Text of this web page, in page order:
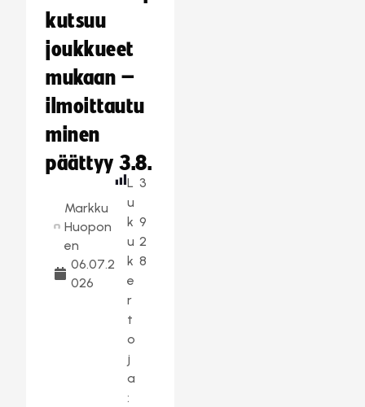
kutsuu
joukkueet
mukaan –
ilmoittautu
minen
päättyy 3.8.
Markku
Huopon
en
06.07.2
026
L
u
k
u
k
e
r
t
o
j
a
:
3
9
2
8